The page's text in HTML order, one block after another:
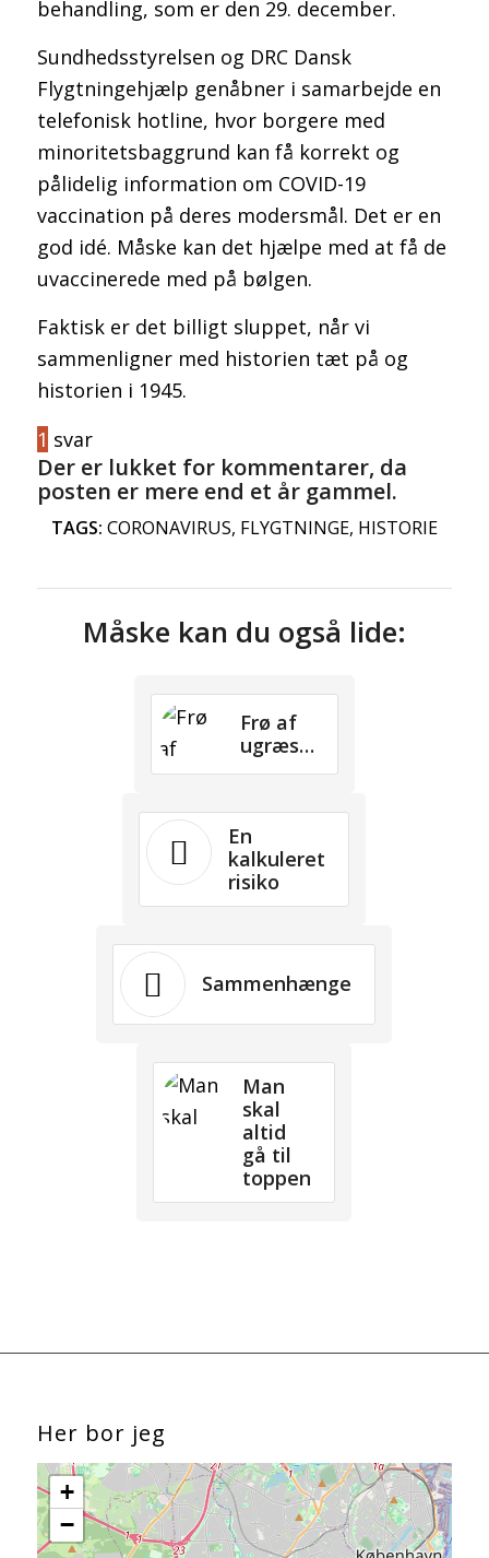
behandling, som er den 29. december.
Sundhedsstyrelsen og DRC Dansk
Flygtningehjælp genåbner i samarbejde en
telefonisk hotline, hvor borgere med
minoritetsbaggrund kan få korrekt og
pålidelig information om COVID-19
vaccination på deres modersmål. Det er en
god idé. Måske kan det hjælpe med at få de
uvaccinerede med på bølgen.
Faktisk er det billigt sluppet, når vi
sammenligner med historien tæt på og
historien i 1945.
1 svar
Der er lukket for kommentarer, da
posten er mere end et år gammel.
TAGS: CORONAVIRUS, FLYGTNINGE, HISTORIE
Måske kan du også lide:
Frø af
ugræs…
En
kalkuleret
risiko
Sammenhænge
Man
skal
altid
gå til
toppen
Her bor jeg
+
−